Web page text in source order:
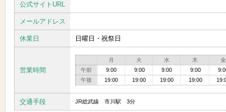
公式サイトURL
メールアドレス
休業日 日曜日・祝祭日
営業時間
月 火 水 木
金
午前
9:00 9:00 9:00 9:00
午後
19:00 19:00 19:00 19:00
交通手段 JR総武線 市川駅 3分